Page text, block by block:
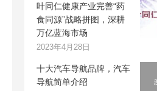
叶同仁健康产业完善“药
食同源”战略拼图，深耕
万亿蓝海市场
2023年4月28日
十大汽车导航品牌，汽车
导航简单介绍